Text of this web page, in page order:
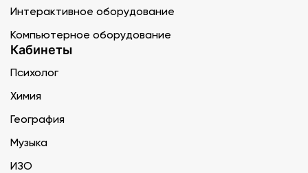
Интерактивное оборудование
Компьютерное оборудование
Кабинеты
Психолог
Химия
География
Музыка
ИЗО